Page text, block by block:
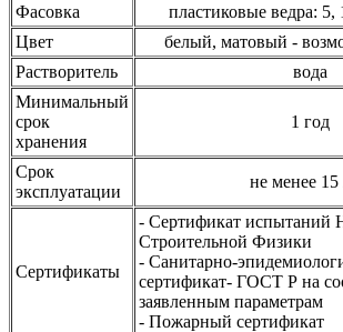
Фасовка
пластиковые ведра: 5,
Цвет
белый, матовый -
Растворитель
вода
Минимальный
срок
хранения
1 год
Срок
эксплуатации
не менее 15
Сертификаты
- Сертификат
Строительной Физики
- Санитарно-
сертификат- ГОСТ Р на
заявленным параметрам
- Пожарный сертификат